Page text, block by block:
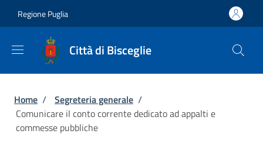
Regione Puglia
Città di Bisceglie
Briciole di pane
Home / Segreteria generale /
Comunicare il conto corrente dedicato ad appalti e
commesse pubbliche